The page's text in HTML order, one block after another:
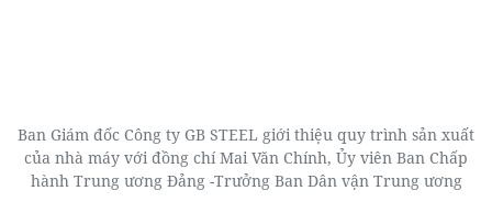
Ban Giám đốc Công ty GB STEEL giới thiệu quy trình sản xuất
của nhà máy với đồng chí Mai Văn Chính, Ủy viên Ban Chấp
hành Trung ương Đảng -Trưởng Ban Dân vận Trung ương